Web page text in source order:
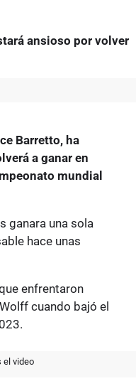
ansioso por volver
Barretto, ha
a ganar en
mundial
ganara una sola
hace unas
enfrentaron
cuando bajó el
el video